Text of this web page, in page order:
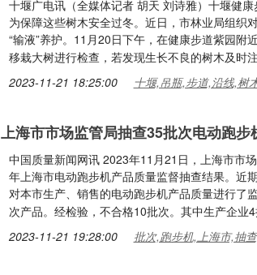
十堰广电讯（全媒体记者 胡天 刘诗雅）十堰健康
为保障这些树木安全过冬。近日，市林业局组织
“输液”养护。11月20日下午，在健康步道紫园附
移栽大树进行检查，若发现生长不良的树木及时
2023-11-21 18:25:00 十堰,吊瓶,步道,沿线,树
上海市市场监管局抽查35批次电动跑步
中国质量新闻网讯 2023年11月21日，上海市市
年上海市电动跑步机产品质量监督抽查结果。近
对本市生产、销售的电动跑步机产品质量进行了
次产品。经检验，不合格10批次。其中生产企业
2023-11-21 19:28:00 批次,跑步机,上海市,抽